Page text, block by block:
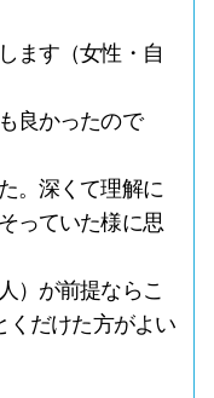
ます（女性・自
良かったので
。深くて理解に
っていた様に思
）が前提ならこ
くだけた方がよい